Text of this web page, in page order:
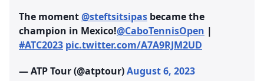
The moment@steftsitsipas became the
champion in Mexico!@CaboTennisOpen |
#ATC2023 pic.twitter.com/A7A9RJM2UD
— ATP Tour (@atptour)August 6, 2023